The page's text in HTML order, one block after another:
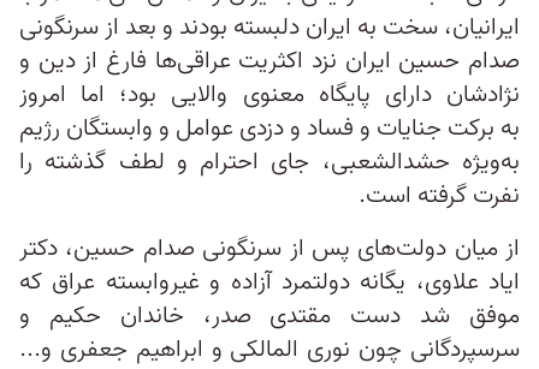
ایرانیان، سخت به ایران دلبسته بودند و بعد از سرنگونی
صدام حسین ایران نزد اکثریت عراقی‌ها فارغ از دین و
نژادشان دارای پایگاه معنوی والایی بود؛ اما امروز
به برکت جنایات و فساد و دزدی عوامل و وابستگان رژیم
به‌ویژه حشدالشعبی، جای احترام و لطف گذشته را
نفرت گرفته است.
از میان دولت‌های پس از سرنگونی صدام حسین، دکتر
ایاد علاوی، یگانه دولتمرد آزاده و غیروابسته عراق که
موفق شد دست مقتدی صدر، خاندان حکیم و
سرسپردگانی چون نوری المالکی و ابراهیم جعفری و...